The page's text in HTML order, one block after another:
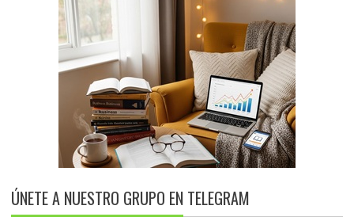
ÚNETE A NUESTRO GRUPO EN TELEGRAM